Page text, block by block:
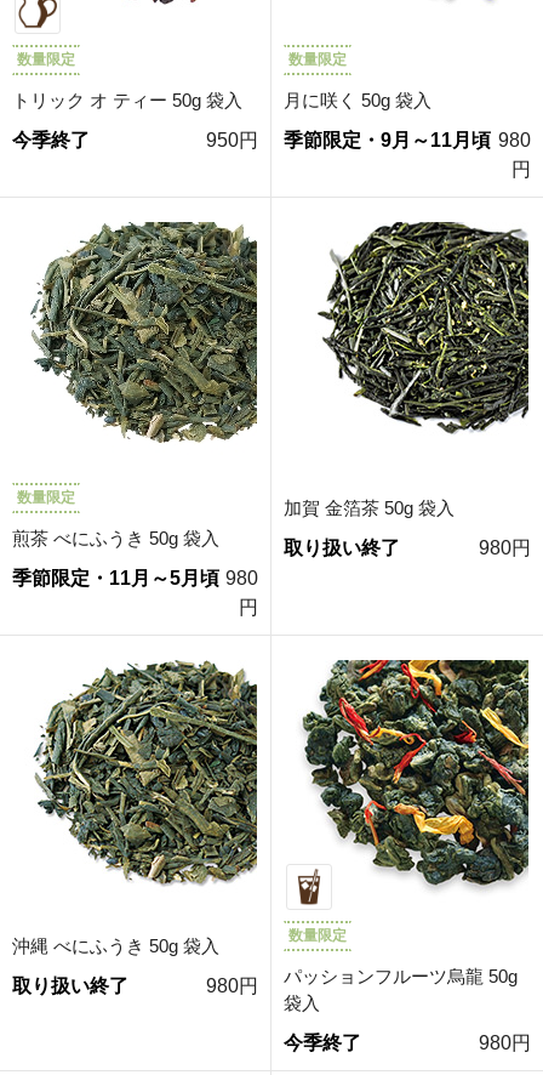
数量限定
トリック オ ティー 50g 袋入
今季終了
950円
数量限定
月に咲く 50g 袋入
季節限定・9月～11月頃 980
円
数量限定
煎茶 べにふうき 50g 袋入
季節限定・11月～5月頃 980
円
加賀 金箔茶 50g 袋入
取り扱い終了
980円
沖縄 べにふうき 50g 袋入
取り扱い終了
980円
数量限定
パッションフルーツ烏龍 50g
袋入
今季終了
980円